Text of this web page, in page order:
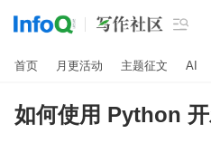

首页 月更活动 主题征文 AI
如何使用 Python